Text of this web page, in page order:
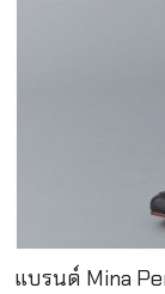
แบรนด์ Mina